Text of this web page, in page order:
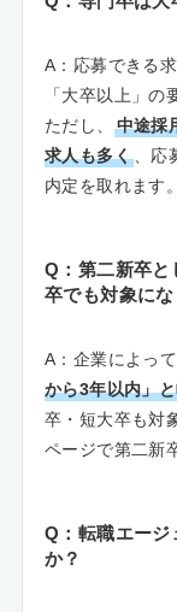
A：応募できる
「大卒以上」の
ただし、
中途採
求人も多く、応
内定を取れます。
Q：第二新卒と
卒でも対象にな
A：企業によっ
から3年以内」
卒・短大卒も対
ページで第二新
Q：転職エージ
か？